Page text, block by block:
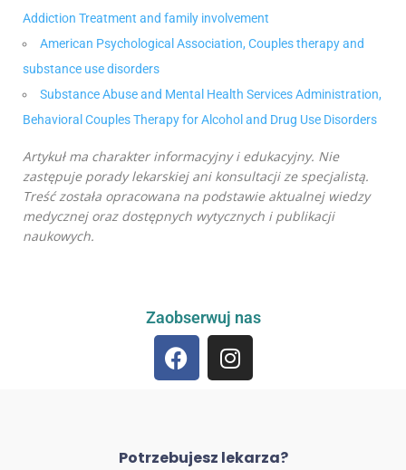
Addiction Treatment and family involvement
American Psychological Association, Couples therapy and
substance use disorders
Substance Abuse and Mental Health Services Administration,
Behavioral Couples Therapy for Alcohol and Drug Use Disorders
Artykuł ma charakter informacyjny i edukacyjny. Nie
zastępuje porady lekarskiej ani konsultacji ze specjalistą.
Treść została opracowana na podstawie aktualnej wiedzy
medycznej oraz dostępnych wytycznych i publikacji
naukowych.
Zaobserwuj nas
Potrzebujesz lekarza?